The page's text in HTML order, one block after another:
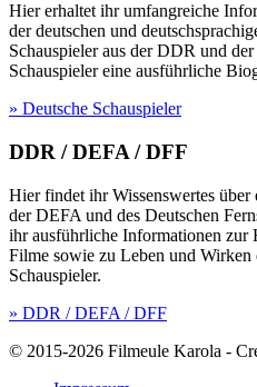
Hier erhaltet ihr umfangreiche
der deutschen und
Schauspieler aus der DDR und
Schauspieler eine ausführliche
» Deutsche Schauspieler
DDR / DEFA / DFF
Hier findet ihr Wissenswertes
der DEFA und des Deutschen
ihr ausführliche Informationen
Filme sowie zu Leben und
Schauspieler.
» DDR / DEFA / DFF
© 2015-2026 Filmeule Karola -